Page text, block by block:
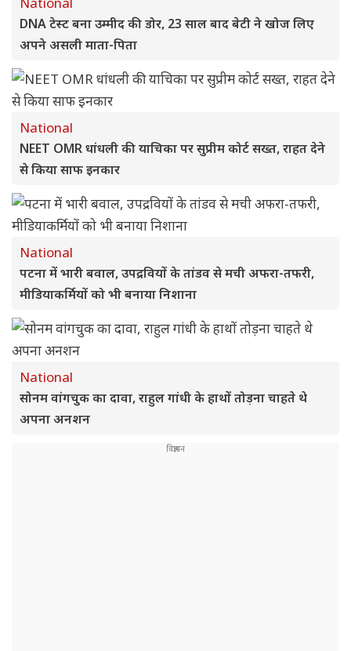
DNA टेस्ट बना उम्मीद की डोर, 23 साल बाद बेटी ने खोज लिए
अपने असली माता-पिता
National
NEET OMR धांधली की याचिका पर सुप्रीम कोर्ट सख्त, राहत देने
से किया साफ इनकार
National
पटना में भारी बवाल, उपद्रवियों के तांडव से मची अफरा-तफरी,
मीडियाकर्मियों को भी बनाया निशाना
National
सोनम वांगचुक का दावा, राहुल गांधी के हाथों तोड़ना चाहते थे
अपना अनशन